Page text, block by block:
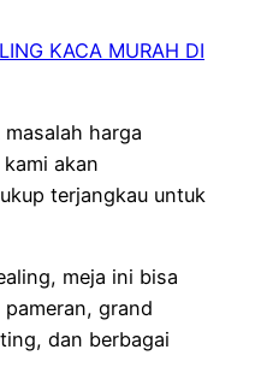
KACA MURAH DI
harga
akan
terjangkau untuk
meja ini bisa
grand
dan berbagai